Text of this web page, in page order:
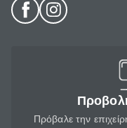
Πρόβαλε την